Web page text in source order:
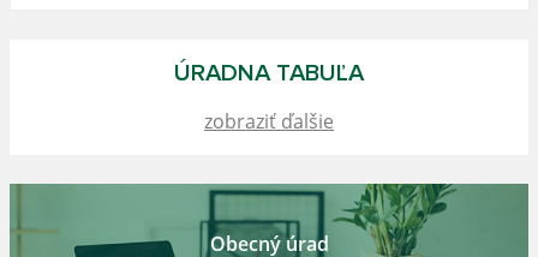
ÚRADNA TABUĽA
zobraziť ďalšie
Obecný úrad